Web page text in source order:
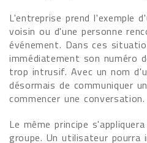
L'entreprise prend l'exemple
voisin ou d'une personne
événement. Dans ces
immédiatement son numéro
trop intrusif. Avec un nom
désormais de communiquer
commencer une conversation.
Le même principe
groupe. Un utilisateur pourra